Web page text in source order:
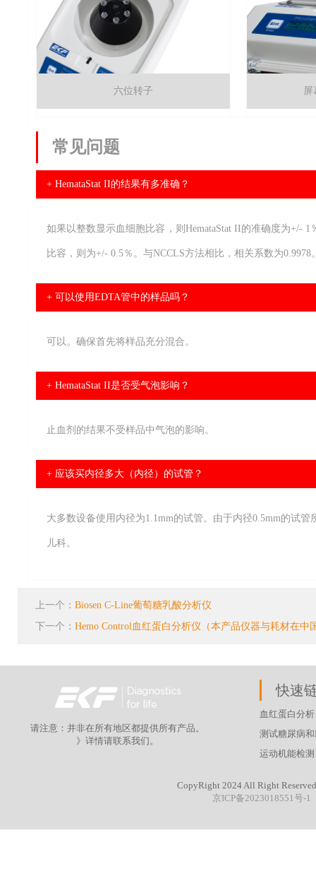
六位转子
常见问题
+ HemataStat II的结果有多准确？
如果以整数显示血细胞比容，则HemataStat II的准确度为+/-
比容，则为+/- 0.5％。与NCCLS方法相比，相关系数为0.9978
+ 可以使用EDTA管中的样品吗？
可以。确保首先将样品充分混合。
+ HemataStat II是否受气泡影响？
止血剂的结果不受样品中气泡的影响。
+ 应该买内径多大（内径）的试管？
大多数设备使用内径为1.1mm的试管。由于内径0.5mm的试
儿科。
上一个： Biosen C-Line葡萄糖乳酸分析仪
下一个： Hemo Control血红蛋白分析仪（本产品仪器与耗材在中
请注意：并非在所有地区都提供所有产品。
》详情请联系我们。
快速
血红蛋白分析
测试糖尿病
运动机能检测
CopyRight 2024 All Right
京ICP备2023018551号-1